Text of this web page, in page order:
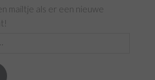
mailtje als er een nieuwe